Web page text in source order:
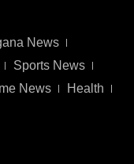
News
Sports News
News Health